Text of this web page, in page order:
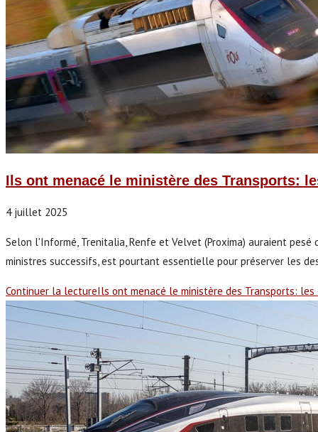
Ils ont menacé le ministère des Transports:
4 juillet 2025
Selon l'Informé, Trenitalia, Renfe et Velvet (Proxima) auraient
ministres successifs, est pourtant essentielle pour préserver les
Continuer la lectureIls ont menacé le ministère des Transports: